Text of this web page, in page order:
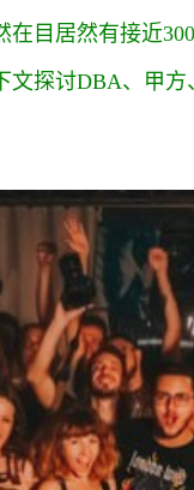
在目居然有接近
文探讨DBA、甲